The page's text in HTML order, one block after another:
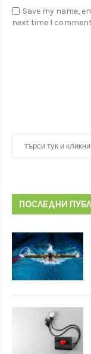
Save my name,
next time I
ПОСЛЕДНИ